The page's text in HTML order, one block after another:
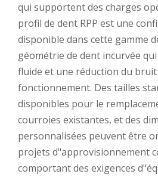
qui supportent des charges
profil de dent RPP est une
disponible dans cette gamme
géométrie de dent incurvée
fluide et une réduction du
fonctionnement. Des tailles
disponibles pour le
courroies existantes, et des
personnalisées peuvent être
projets d"approvisionnement
comportant des exigences